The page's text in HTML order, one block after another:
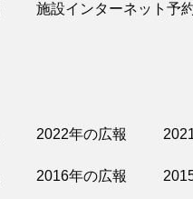
施設インターネット予
2022年の広報
2016年の広報